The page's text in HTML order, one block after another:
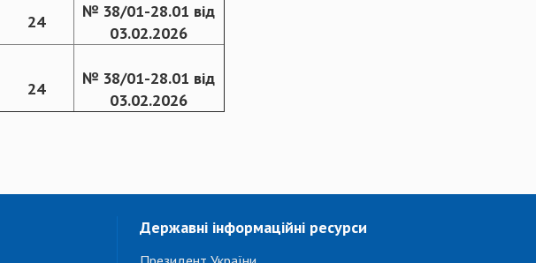
24
№ 38/01-28.01 від
03.02.2026
24
№ 38/01-28.01 від
03.02.2026
Державні інформаційні ресурси